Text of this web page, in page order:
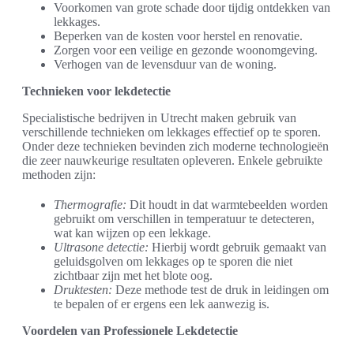
Voorkomen van grote schade door tijdig ontdekken van
lekkages.
Beperken van de kosten voor herstel en renovatie.
Zorgen voor een veilige en gezonde woonomgeving.
Verhogen van de levensduur van de woning.
Technieken voor lekdetectie
Specialistische bedrijven in Utrecht maken gebruik van
verschillende technieken om lekkages effectief op te sporen.
Onder deze technieken bevinden zich moderne technologieën
die zeer nauwkeurige resultaten opleveren. Enkele gebruikte
methoden zijn:
Thermografie: Dit houdt in dat warmtebeelden worden
gebruikt om verschillen in temperatuur te detecteren,
wat kan wijzen op een lekkage.
Ultrasone detectie: Hierbij wordt gebruik gemaakt van
geluidsgolven om lekkages op te sporen die niet
zichtbaar zijn met het blote oog.
Druktesten: Deze methode test de druk in leidingen om
te bepalen of er ergens een lek aanwezig is.
Voordelen van Professionele Lekdetectie